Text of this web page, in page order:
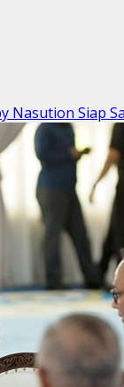
Nasution Siap